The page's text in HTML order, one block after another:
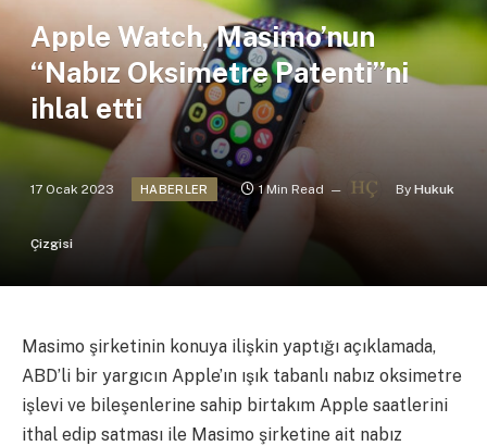
Apple Watch, Masimo’nun
“Nabız Oksimetre Patenti”ni
ihlal etti
17 Ocak 2023 HABERLER 1 Min Read By Hukuk
Çizgisi
Masimo şirketinin konuya ilişkin yaptığı açıklamada,
ABD’li bir yargıcın Apple’ın ışık tabanlı nabız oksimetre
işlevi ve bileşenlerine sahip birtakım Apple saatlerini
ithal edip satması ile Masimo şirketine ait nabız